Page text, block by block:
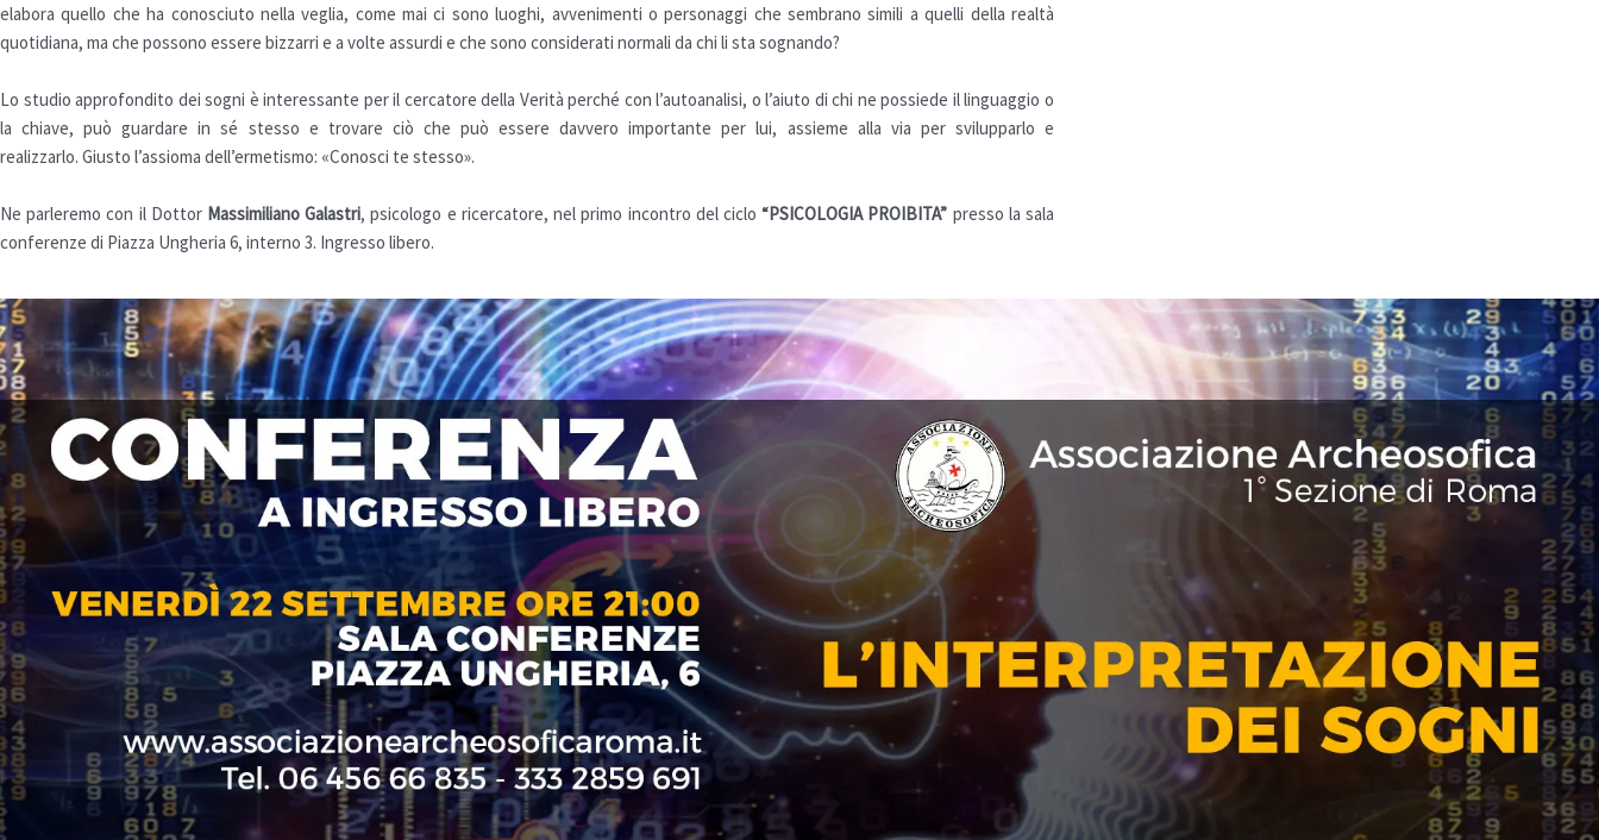
elabora quello che ha conosciuto nella veglia, come mai ci sono luoghi, avvenimenti o personaggi che sembrano simili a quelli della realtà
quotidiana, ma che possono essere bizzarri e a volte assurdi e che sono considerati normali da chi li sta sognando?
Lo studio approfondito dei sogni è interessante per il cercatore della Verità perché con l’autoanalisi, o l’aiuto di chi ne possiede il linguaggio o
la chiave, può guardare in sé stesso e trovare ciò che può essere davvero importante per lui, assieme alla via per svilupparlo e
realizzarlo. Giusto l’assioma dell’ermetismo: «Conosci te stesso».
Ne parleremo con il Dottor Massimiliano Galastri, psicologo e ricercatore, nel primo incontro del ciclo“PSICOLOGIA PROIBITA” presso la sala
conferenze di Piazza Ungheria 6, interno 3. Ingresso libero.